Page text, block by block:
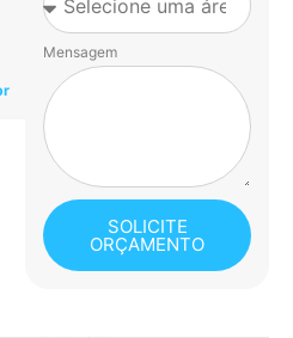
Mensagem
SOLICITE
ORÇAMENTO